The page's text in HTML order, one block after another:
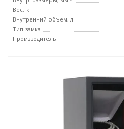
Вес, кг
Внутренний объем, л
Тип замка
Производитель